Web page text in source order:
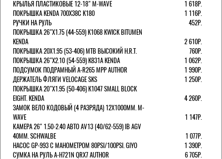
КРЫЛЬЯ ПЛАСТИКОВЫЕ 12-18" M-WAVE
1 618Р.
ПОКРЫШКА KENDA 700Х38С K180
1 116Р.
РУЧКИ НА РУЛЬ
452Р.
ПОКРЫШКА 26"Х1.75 (44-559) K1068 KWICK BITUMEN
KENDA
2 610Р.
ПОКРЫШКА 20X1.95 (53-406) MTB ВЫСОКИЙ H.R.T.
760Р.
ПОКРЫШКА 26"Х2.10 (54-559) K831A KENDA
1 062Р.
ПОДСУМОК ПОДРАМНЫЙ A-R265 MPP AUTHOR
1 990Р.
ДЕРЖАТЕЛЬ ФЛЯГИ VELOCAGE SKS
1 250Р.
ПОКРЫШКА 20"Х1.95 (50-406) K1047 SMALL BLOCK
EIGHT. KENDA
4 260Р.
ЗАМОК ВЕЛО КОДОВЫЙ (4 РАЗРЯДА) 12Х1000ММ. M-
WAVE
1 147Р.
КАМЕРА 26" 1.50-2.40 АВТО AV13 (40/62-559) IB AGV
40MM. SCHWALBE
1 077Р.
НАСОС GP-993 С МАНОМЕТРОМ 80PSI/100PSI. GIYO
1 390Р.
СУМКА НА РУЛЬ A-H721N QRX7 AUTHOR
6 705Р.